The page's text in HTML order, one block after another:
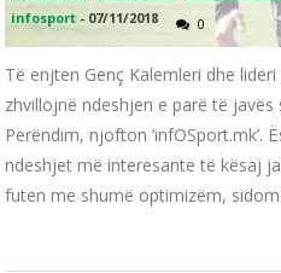
infosport - 07/11/2018 0
Të enjten Genç Kalemleri dhe
zhvillojnë ndeshjen e parë të
Perëndim, njofton ‘infOSport.mk’.
ndeshjet më interesante të kësaj
futen me shumë optimizëm,